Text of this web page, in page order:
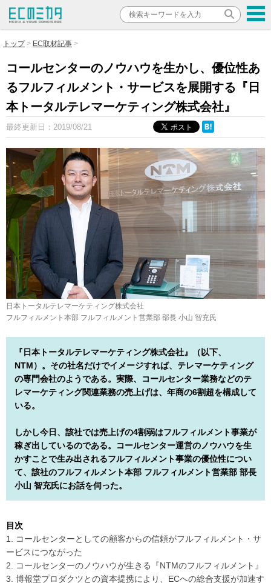
トップ EC取材記事
コールセンターのノウハウを生かし、優位性あ
るフルフィルメント・サービスを展開する『日
本トータルテレマーケティング株式会社』
最終更新日： 2019/08/21
日本トータルテレマーケティング株式会社
フルフィルメント本部 フルフィルメント営業部 部長 小山 智充氏
『日本トータルテレマーケティング株式会社』（以下、
NTM）。その社名だけでイメージすれば、テレマーケティング
の専門会社のようである。実際、コールセンター業務などのテ
レマーケティング関連業務の売上げは、年商の6割超を構成して
いる。
しかし今日、該社では売上げの4割弱はフルフィルメント事業が
稼ぎ出しているのである。コールセンター運営のノウハウを生
かすことで生み出されるフルフィルメント事業の優位性につい
て、該社のフルフィルメント本部 フルフィルメント営業部 部長
小山 智充氏にお話を伺った。
目次
1. コールセンターとしての顧客からの信頼がフルフィルメント・サ
ービスにつながった
2. コールセンターのノウハウが生きる『NTMのフルフィルメント』
3. 博報堂プロダクツとの資本提携により、ECへの総合支援が加速す